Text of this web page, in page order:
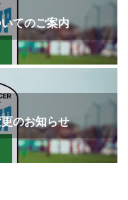
てのご案内
のお知らせ